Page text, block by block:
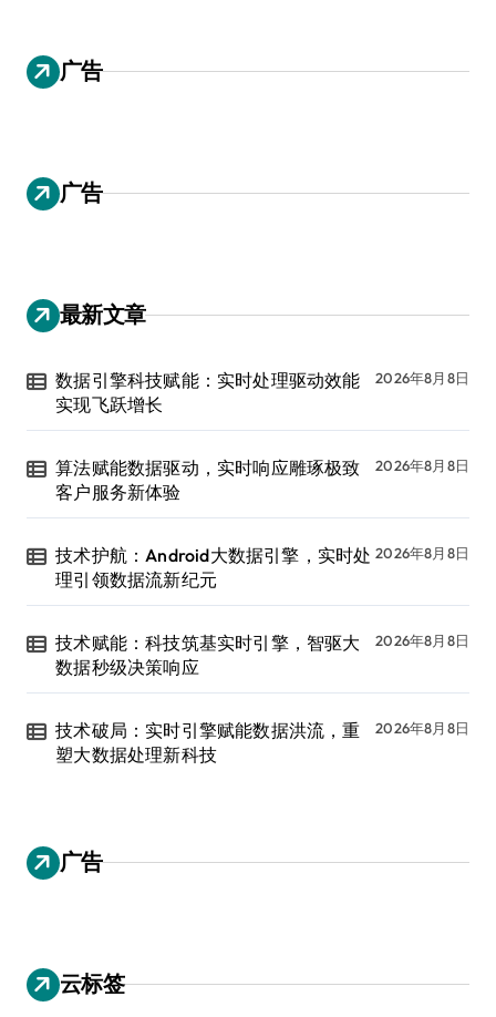
广告
广告
最新文章
数据引擎科技赋能：实时处理驱动效能
实现飞跃增长
2026年8月8日
算法赋能数据驱动，实时响应雕琢极致
客户服务新体验
2026年8月8日
技术护航：Android大数据引擎，实时处
理引领数据流新纪元
2026年8月8日
技术赋能：科技筑基实时引擎，智驱大
数据秒级决策响应
2026年8月8日
技术破局：实时引擎赋能数据洪流，重
塑大数据处理新科技
2026年8月8日
广告
云标签